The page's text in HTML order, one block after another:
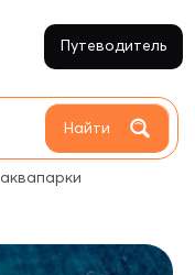
Найти
аквапарки
Путеводитель